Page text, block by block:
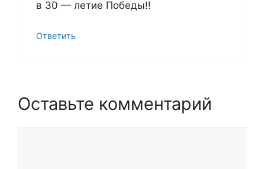
в 30 — летие Победы!!
Ответить
Оставьте комментарий